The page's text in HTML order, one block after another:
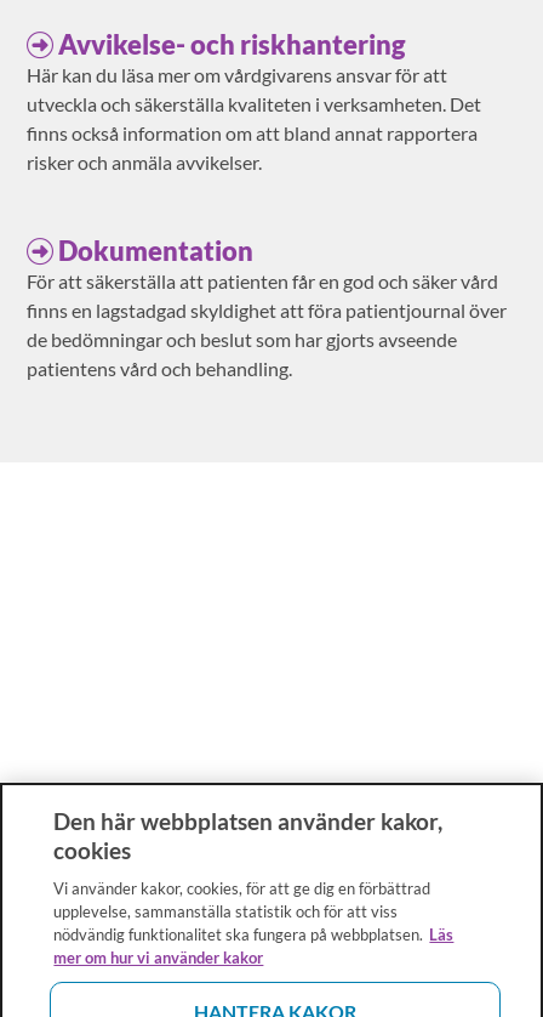
Avvikelse- och riskhantering
Här kan du läsa mer om vårdgivarens ansvar för att
utveckla och säkerställa kvaliteten i verksamheten. Det
finns också information om att bland annat rapportera
risker och anmäla avvikelser.
Dokumentation
För att säkerställa att patienten får en god och säker vård
finns en lagstadgad skyldighet att föra patientjournal över
de bedömningar och beslut som har gjorts avseende
patientens vård och behandling.
Den här webbplatsen använder kakor,
cookies
Vi använder kakor, cookies, för att ge dig en förbättrad
upplevelse, sammanställa statistik och för att viss
nödvändig funktionalitet ska fungera på webbplatsen. Läs
mer om hur vi använder kakor
HANTERA KAKOR